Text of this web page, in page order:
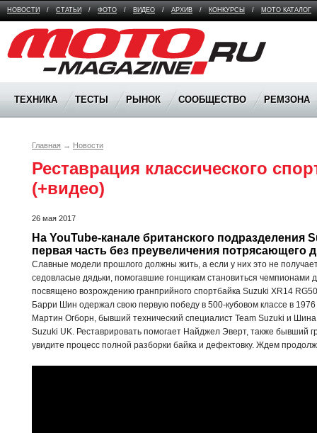
НОВОСТИ / СТАТЬИ / ФОТО / ВИДЕО / АРХИВ / КОНКУРСЫ / МОТО КАТАЛОГ
Moto Magazine
ТЕХНИКА ТЕСТЫ РЫНОК СООБЩЕСТВО РЕМЗОНА
Главная → Новости
Реставрация классического
(+видео)
26 мая 2017
На YouTube-канале британского подразделения
первая часть без преувеличения
Славные модели прошлого должны жить, а если у них это не
седовласые дядьки, помогавшие гонщикам становиться чемпионами
посвящено возрождению гранприйного спортбайка Suzuki XR14
Барри Шин одержал свою первую победу в 500-кубовом классе в
Мартин Огборн, бывший технический специалист Team Suzuki и
Suzuki UK. Реставрировать помогает Найджел Эверт, также бывший
увидите процесс полной разборки байка и дефектовку. Ждем